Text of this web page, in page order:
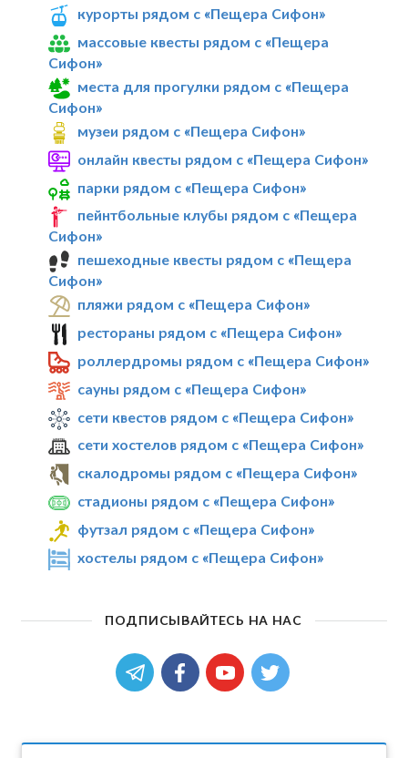
курорты рядом с «Пещера Сифон»
массовые квесты рядом с «Пещера
Сифон»
места для прогулки рядом с «Пещера
Сифон»
музеи рядом с «Пещера Сифон»
онлайн квесты рядом с «Пещера Сифон»
парки рядом с «Пещера Сифон»
пейнтбольные клубы рядом с «Пещера
Сифон»
пешеходные квесты рядом с «Пещера
Сифон»
пляжи рядом с «Пещера Сифон»
рестораны рядом с «Пещера Сифон»
роллердромы рядом с «Пещера Сифон»
сауны рядом с «Пещера Сифон»
сети квестов рядом с «Пещера Сифон»
сети хостелов рядом с «Пещера Сифон»
скалодромы рядом с «Пещера Сифон»
стадионы рядом с «Пещера Сифон»
футзал рядом с «Пещера Сифон»
хостелы рядом с «Пещера Сифон»
ПОДПИСЫВАЙТЕСЬ НА НАС